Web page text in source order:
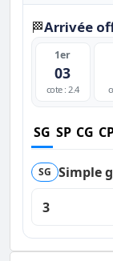
🏁Arrivée
1er
03
cote : 2.4
SG SP CG
SG Simple
3